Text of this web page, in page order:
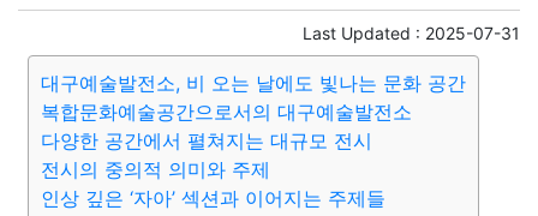
미용 증권 인테리어
요리 상품리뷰 원예 금융 게임 스포츠 사진
대출 자동차 취미 여행 맛집
Last Updated : 2025-07-31
대구예술발전소, 비 오는 날에도 빛나는 문화 공간
복합문화예술공간으로서의 대구예술발전소
다양한 공간에서 펼쳐지는 대규모 전시
전시의 중의적 의미와 주제
인상 깊은 ‘자아’ 섹션과 이어지는 주제들